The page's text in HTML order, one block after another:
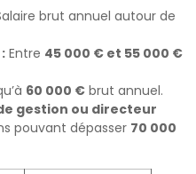
brut annuel autour de
Entre 45 000 € et 55 000 €
60 000 € brut annuel.
gestion ou directeur
pouvant dépasser 70 000